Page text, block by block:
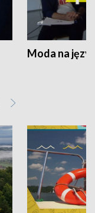
Moda na